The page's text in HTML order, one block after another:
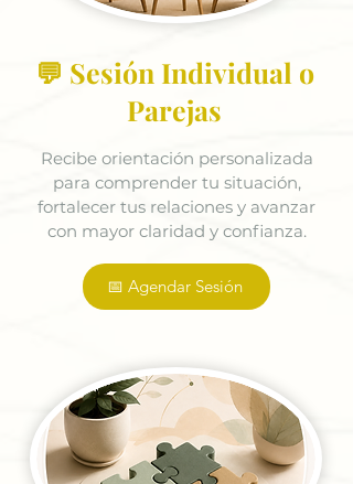
💬 Sesión Individual o
Parejas
Recibe orientación personalizada
para comprender tu situación,
fortalecer tus relaciones y avanzar
con mayor claridad y confianza.
📅 Agendar Sesión